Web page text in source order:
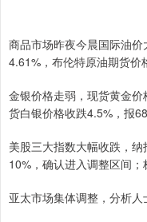
商品市场昨夜今晨国际油
4.61%，布伦特原油期货价
金银价格走弱，现货黄金
货白银价格收跌4.5%，报
美股三大指数大幅收跌，
10%，确认进入调整区间；
亚太市场集体调整，分析